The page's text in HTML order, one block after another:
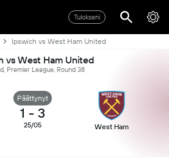
Tulokseni
Ipswich vs West Ham United
vs West Ham United
Premier League, Round 38
Päättynyt
1 - 3
25/05 West Ham